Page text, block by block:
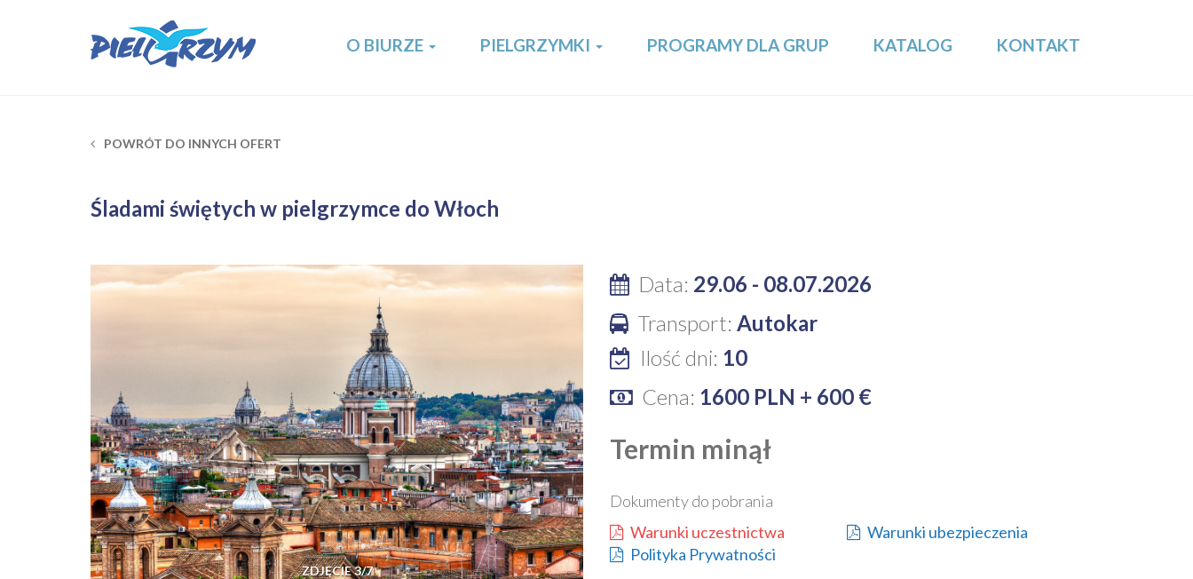
O BIURZE PIELGRZYMKI PROGRAMY DLA GRUP KATALOG KONTAKT
POWRÓT DO INNYCH OFERT
Śladami świętych w pielgrzymce do Włoch
ZDJĘCIE3/7
Data: 29.06 - 08.07.2026
Transport: Autokar
Ilość dni: 10
Cena: 1600 PLN + 600 €
Termin minął
Dokumenty do pobrania
Warunki uczestnictwa
Warunki ubezpieczenia
Polityka Prywatności